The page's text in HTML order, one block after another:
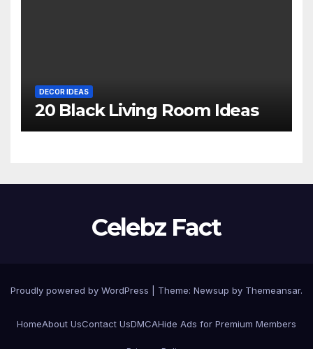
DECOR IDEAS
20 Black Living Room Ideas
Celebz Fact
Proudly powered by WordPress Theme: Newsup by Themeansar.
HomeAbout UsContact UsDMCAHide Ads for Premium Members